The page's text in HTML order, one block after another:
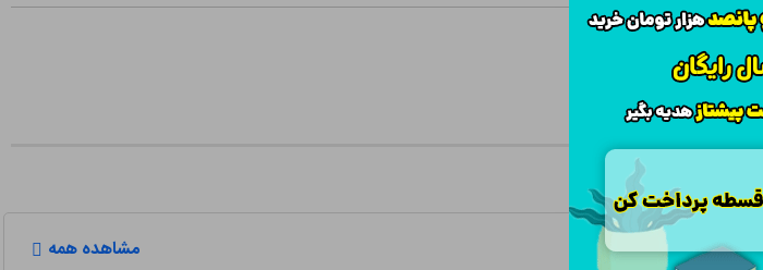
مشاهده همه